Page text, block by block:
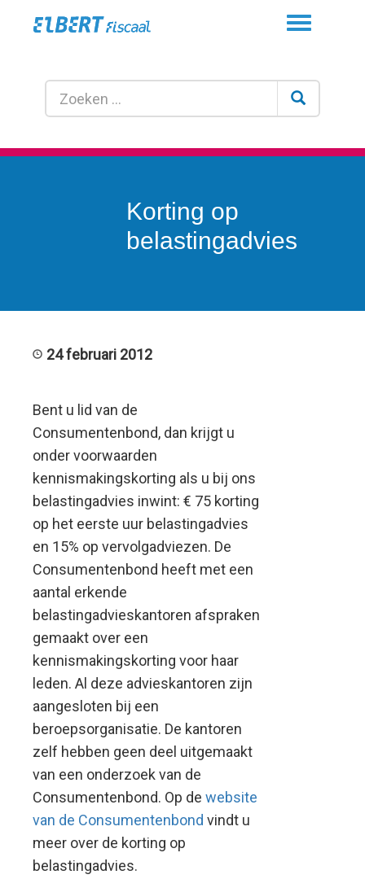
Toggle
Korting op
belastingadvies
24 februari 2012
Bent u lid van de
Consumentenbond, dan krijgt u
onder voorwaarden
kennismakingskorting als u bij ons
belastingadvies inwint: € 75 korting
op het eerste uur belastingadvies
en 15% op vervolgadviezen. De
Consumentenbond heeft met een
aantal erkende
belastingadvieskantoren afspraken
gemaakt over een
kennismakingskorting voor haar
leden. Al deze advieskantoren zijn
aangesloten bij een
beroepsorganisatie. De kantoren
zelf hebben geen deel uitgemaakt
van een onderzoek van de
Consumentenbond. Op de website
van de Consumentenbond vindt u
meer over de korting op
belastingadvies.